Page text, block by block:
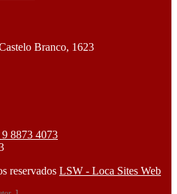
Branco, 1623
8873 4073
reservados LSW - Loca Sites Web